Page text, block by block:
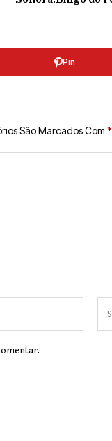
Pin
São Marcados Com *